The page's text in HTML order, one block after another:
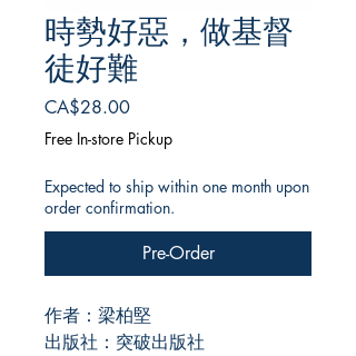
時勢好惡，做基督
徒好難
CA$28.00Price
Free In-store Pickup
Expected to ship within one month upon
order confirmation.
Pre-Order
作者：梁柏堅
出版社：突破出版社